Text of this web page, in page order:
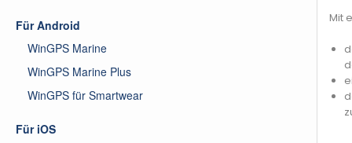
Mit
Für Android
WinGPS Marine
WinGPS Marine Plus
WinGPS für Smartwear
Für iOS